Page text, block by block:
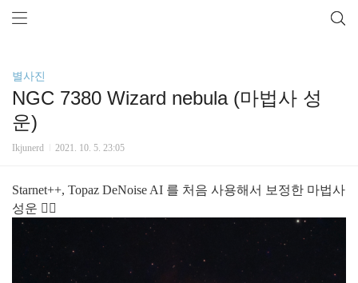
별사진
NGC 7380 Wizard nebula (마법사 성
운)
Ikjunerd 2021. 10. 5. 23:05
Starnet++, Topaz DeNoise AI 를 처음 사용해서 보정한 마법사
성운 🧙‍♂️